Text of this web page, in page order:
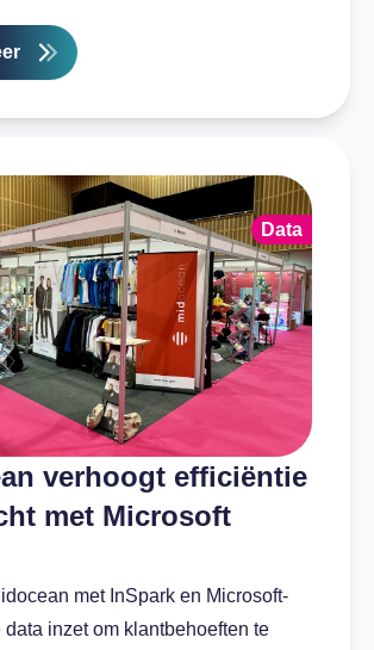
verhoogt efficiëntie
met Microsoft
met InSpark en Microsoft-
inzet om klantbehoeften te
Data